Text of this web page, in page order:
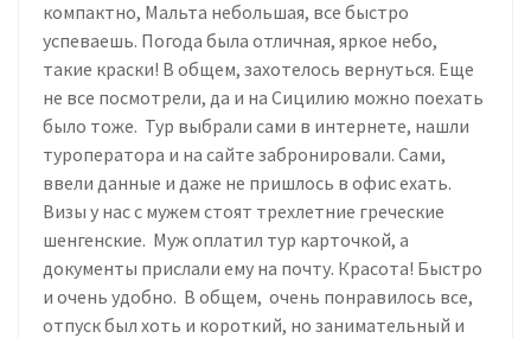
компактно, Мальта небольшая, все быстро
успеваешь. Погода была отличная, яркое небо,
такие краски! В общем, захотелось вернуться. Еще
не все посмотрели, да и на Сицилию можно поехать
было тоже. Тур выбрали сами в интернете, нашли
туроператора и на сайте забронировали. Сами,
ввели данные и даже не пришлось в офис ехать.
Визы у нас с мужем стоят трехлетние греческие
шенгенские. Муж оплатил тур карточкой, а
документы прислали ему на почту. Красота! Быстро
и очень удобно. В общем, очень понравилось все,
отпуск был хоть и короткий, но занимательный и